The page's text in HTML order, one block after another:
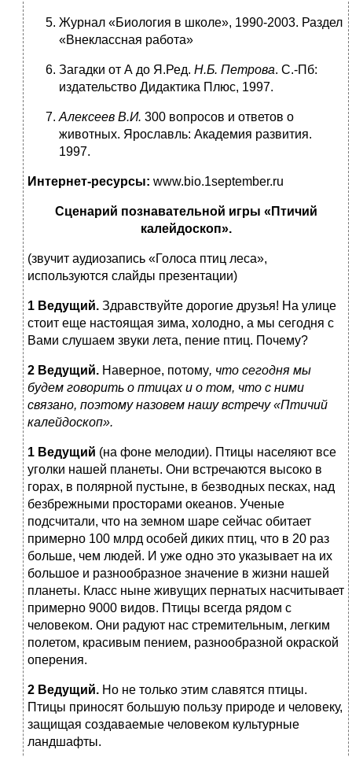
Журнал «Биология в школе», 1990-2003. Раздел
«Внеклассная работа»
Загадки от А до Я.Ред. Н.Б. Петрова. С.-Пб:
издательство Дидактика Плюс, 1997.
Алексеев В.И. 300 вопросов и ответов о
животных. Ярославль: Академия развития.
1997.
Интернет-ресурсы: www.bio.1september.ru
Сценарий познавательной игры «Птичий
калейдоскоп».
(звучит аудиозапись «Голоса птиц леса»,
используются слайды презентации)
1 Ведущий. Здравствуйте дорогие друзья! На улице
стоит еще настоящая зима, холодно, а мы сегодня с
Вами слушаем звуки лета, пение птиц. Почему?
2 Ведущий. Наверное, потому, что сегодня мы
будем говорить о птицах и о том, что с ними
связано, поэтому назовем нашу встречу «Птичий
калейдоскоп».
1 Ведущий (на фоне мелодии). Птицы населяют все
уголки нашей планеты. Они встречаются высоко в
горах, в полярной пустыне, в безводных песках, над
безбрежными просторами океанов. Ученые
подсчитали, что на земном шаре сейчас обитает
примерно 100 млрд особей диких птиц, что в 20 раз
больше, чем людей. И уже одно это указывает на их
большое и разнообразное значение в жизни нашей
планеты. Класс ныне живущих пернатых насчитывает
примерно 9000 видов. Птицы всегда рядом с
человеком. Они радуют нас стремительным, легким
полетом, красивым пением, разнообразной окраской
оперения.
2 Ведущий. Но не только этим славятся птицы.
Птицы приносят большую пользу природе и человеку,
защищая создаваемые человеком культурные
ландшафты.